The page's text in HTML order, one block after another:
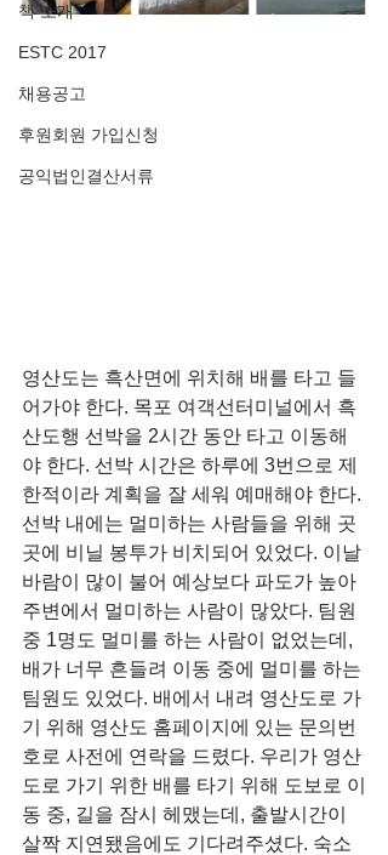
책 소개
ESTC 2017
채용공고
후원회원 가입신청
공익법인결산서류
영산도는 흑산면에 위치해 배를 타고 들
어가야 한다. 목포 여객선터미널에서 흑
산도행 선박을 2시간 동안 타고 이동해
야 한다. 선박 시간은 하루에 3번으로 제
한적이라 계획을 잘 세워 예매해야 한다.
선박 내에는 멀미하는 사람들을 위해 곳
곳에 비닐 봉투가 비치되어 있었다. 이날
바람이 많이 불어 예상보다 파도가 높아
주변에서 멀미하는 사람이 많았다. 팀원
중 1명도 멀미를 하는 사람이 없었는데,
배가 너무 흔들려 이동 중에 멀미를 하는
팀원도 있었다. 배에서 내려 영산도로 가
기 위해 영산도 홈페이지에 있는 문의번
호로 사전에 연락을 드렸다. 우리가 영산
도로 가기 위한 배를 타기 위해 도보로 이
동 중, 길을 잠시 헤맸는데, 출발시간이
살짝 지연됐음에도 기다려주셨다. 숙소